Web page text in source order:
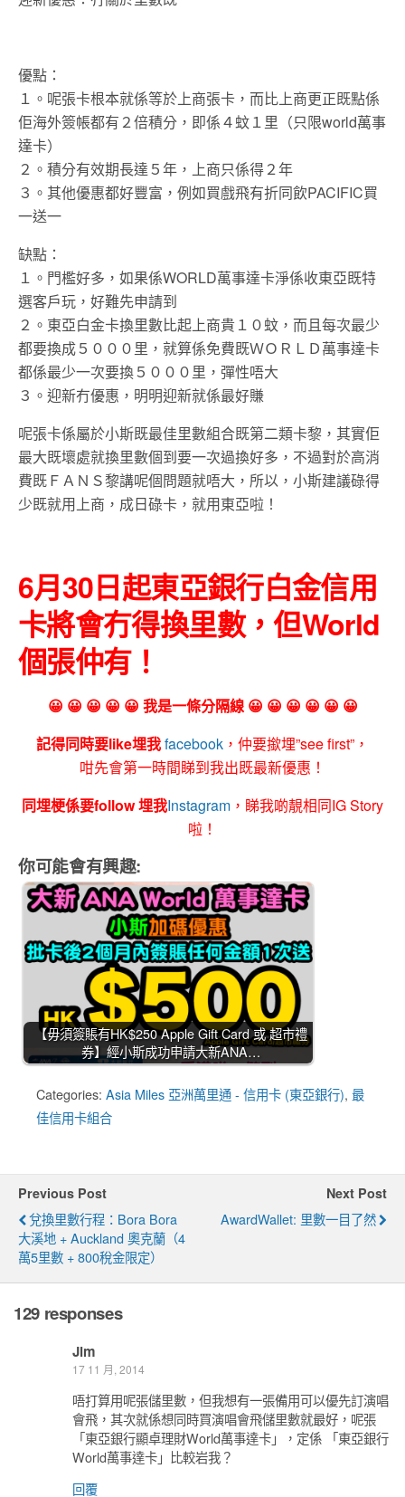
優點：
１。呢張卡根本就係等於上商張卡，而比上商更正既點係
佢海外簽帳都有２倍積分，即係４蚊１里（只限world萬事
達卡）
２。積分有效期長達５年，上商只係得２年
３。其他優惠都好豐富，例如買戲飛有折同飲PACIFIC買
一送一
缺點：
１。門檻好多，如果係WORLD萬事達卡淨係收東亞既特
選客戶玩，好難先申請到
２。東亞白金卡換里數比起上商貴１０蚊，而且每次最少
都要換成５０００里，就算係免費既ＷＯＲＬＤ萬事達卡
都係最少一次要換５０００里，彈性唔大
３。迎新冇優惠，明明迎新就係最好賺
呢張卡係屬於小斯既最佳里數組合既第二類卡黎，其實佢
最大既壞處就換里數個到要一次過換好多，不過對於高消
費既ＦＡＮＳ黎講呢個問題就唔大，所以，小斯建議碌得
少既就用上商，成日碌卡，就用東亞啦！
6月30日起東亞銀行白金信用
卡將會冇得換里數，但World
個張仲有！
😀 😀 😀 😀 😀 我是一條分隔線 😀 😀 😀 😀 😀 😀
記得同時要like埋我facebook ，仲要撳埋”see first”，
咁先會第一時間睇到我出既最新優惠！
同埋梗係要follow 埋我Instagram ，睇我啲靚相同IG Story
啦！
你可能會有興趣:
【毋須簽賬有HK$250 Apple Gift Card 或 超市禮
券】經小斯成功申請大新ANA…
Categories: Asia Miles 亞洲萬里通 - 信用卡 (東亞銀行), 最
佳信用卡組合
Previous Post
兌換里數行程：Bora Bora
大溪地 + Auckland 奧克蘭（4
萬5里數 + 800稅金限定）
Next Post
AwardWallet: 里數一目了然
129 responses
Jim
17 11 月, 2014
唔打算用呢張儲里數，但我想有一張備用可以優先訂演唱
會飛，其次就係想同時買演唱會飛儲里數就最好，呢張
「東亞銀行顯卓理財World萬事達卡」，定係 「東亞銀行
World萬事達卡」比較岩我？
回覆